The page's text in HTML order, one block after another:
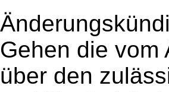
Gehen die vom
über den